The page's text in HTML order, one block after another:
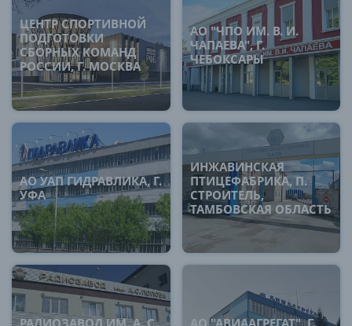
ЦЕНТР СПОРТИВНОЙ
ПОДГОТОВКИ
СБОРНЫХ КОМАНД
РОССИИ, Г. МОСКВА
АО "ЧПО ИМ. В. И.
ЧАПАЕВА", Г.
ЧЕБОКСАРЫ
АО УАП ГИДРАВЛИКА, Г.
УФА
ИНЖАВИНСКАЯ
ПТИЦЕФАБРИКА, П.
СТРОИТЕЛЬ,
ТАМБОВСКАЯ ОБЛАСТЬ